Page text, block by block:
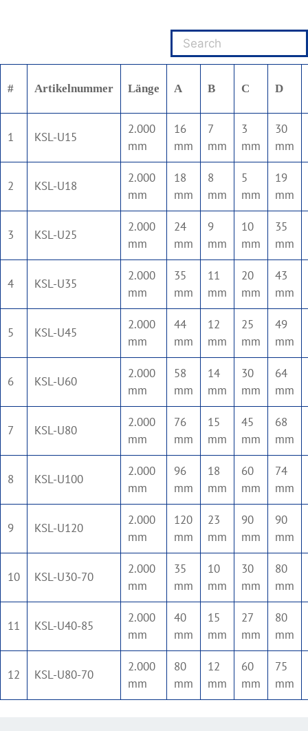
# Artikelnummer Länge A B C D
1 KSL-U15
2.000
mm
16
mm
7
mm
3
mm
30
mm
2 KSL-U18
2.000
mm
18
mm
8
mm
5
mm
19
mm
3 KSL-U25
2.000
mm
24
mm
9
mm
10
mm
35
mm
4 KSL-U35
2.000
mm
35
mm
11
mm
20
mm
43
mm
5 KSL-U45
2.000
mm
44
mm
12
mm
25
mm
49
mm
6 KSL-U60
2.000
mm
58
mm
14
mm
30
mm
64
mm
7 KSL-U80
2.000
mm
76
mm
15
mm
45
mm
68
mm
8 KSL-U100
2.000
mm
96
mm
18
mm
60
mm
74
mm
9 KSL-U120
2.000
mm
120
mm
23
mm
90
mm
90
mm
10 KSL-U30-70
2.000
mm
35
mm
10
mm
30
mm
80
mm
11 KSL-U40-85
2.000
mm
40
mm
15
mm
27
mm
80
mm
12 KSL-U80-70
2.000
mm
80
mm
12
mm
60
mm
75
mm